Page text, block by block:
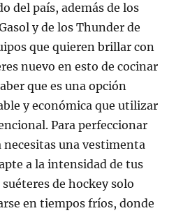
del país, además de los
y de los Thunder de
que quieren brillar con
nuevo en esto de cocinar
que es una opción
y económica que utilizar
Para perfeccionar
necesitas una vestimenta
a la intensidad de tus
de hockey solo
en tiempos fríos, donde